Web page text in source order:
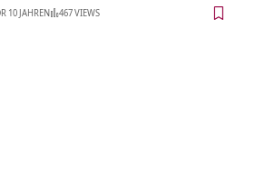
10 JAHREN 467 VIEWS